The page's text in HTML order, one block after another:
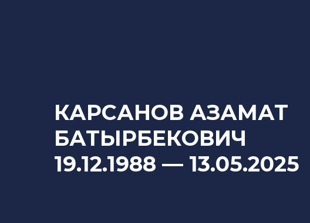
КАРСАНОВ АЗАМАТ
БАТЫРБЕКОВИЧ
19.12.1988 — 13.05.2025